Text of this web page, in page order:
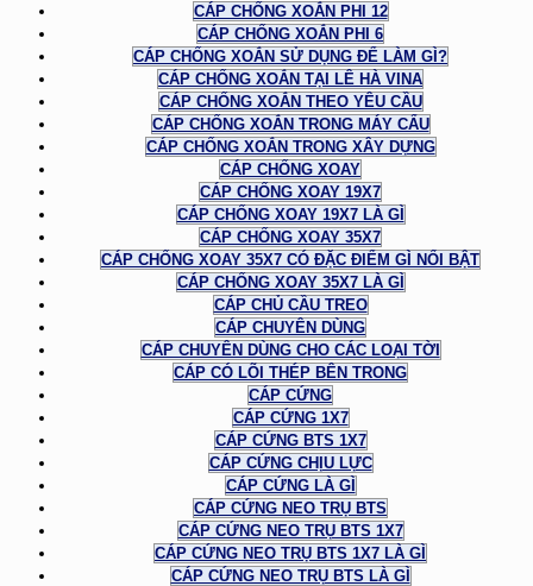
CÁP CHỐNG XOẮN PHI 12
CÁP CHỐNG XOẮN PHI 6
CÁP CHỐNG XOẮN SỬ DỤNG ĐỂ LÀM GÌ?
CÁP CHỐNG XOẮN TẠI LÊ HÀ VINA
CÁP CHỐNG XOẮN THEO YÊU CẦU
CÁP CHỐNG XOẮN TRONG MÁY CẨU
CÁP CHỐNG XOẮN TRONG XÂY DỰNG
CÁP CHỐNG XOAY
CÁP CHỐNG XOAY 19X7
CÁP CHỐNG XOAY 19X7 LÀ GÌ
CÁP CHỐNG XOAY 35X7
CÁP CHỐNG XOAY 35X7 CÓ ĐẶC ĐIỂM GÌ NỔI BẬT
CÁP CHỐNG XOAY 35X7 LÀ GÌ
CÁP CHỦ CẦU TREO
CÁP CHUYÊN DÙNG
CÁP CHUYÊN DÙNG CHO CÁC LOẠI TỜI
CÁP CÓ LÕI THÉP BÊN TRONG
CÁP CỨNG
CÁP CỨNG 1X7
CÁP CỨNG BTS 1X7
CÁP CỨNG CHỊU LỰC
CÁP CỨNG LÀ GÌ
CÁP CỨNG NEO TRỤ BTS
CÁP CỨNG NEO TRỤ BTS 1X7
CÁP CỨNG NEO TRỤ BTS 1X7 LÀ GÌ
CÁP CỨNG NEO TRỤ BTS LÀ GÌ